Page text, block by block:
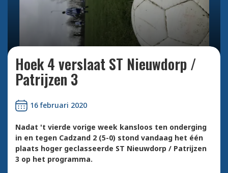
Bekijk alle foto's
Hoek 4 verslaat ST Nieuwdorp /
Patrijzen 3
16 februari 2020
Nadat 't vierde vorige week kansloos ten onderging
in en tegen Cadzand 2 (5-0) stond vandaag het één
plaats hoger geclasseerde ST Nieuwdorp / Patrijzen
3 op het programma.